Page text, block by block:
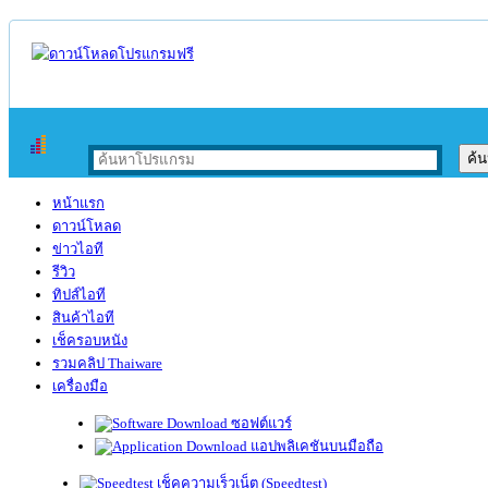
หน้าแรก
ดาวน์โหลด
ข่าวไอที
รีวิว
ทิปส์ไอที
สินค้าไอที
เช็ครอบหนัง
รวมคลิป Thaiware
เครื่องมือ
ซอฟต์แวร์
แอปพลิเคชันบนมือถือ
เช็คความเร็วเน็ต (Speedtest)